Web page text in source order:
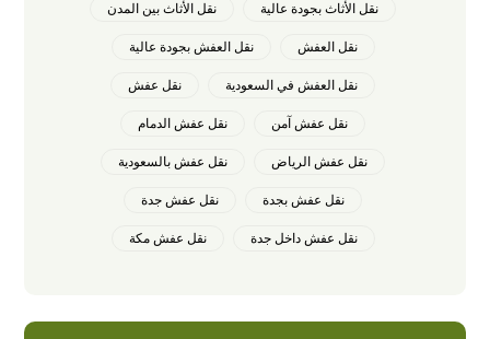
نقل الأثاث بجودة عالية نقل الأثاث بين المدن
نقل العفش نقل العفش بجودة عالية
نقل العفش في السعودية نقل عفش
نقل عفش آمن نقل عفش الدمام
نقل عفش الرياض نقل عفش بالسعودية
نقل عفش بجدة نقل عفش جدة
نقل عفش داخل جدة نقل عفش مكة